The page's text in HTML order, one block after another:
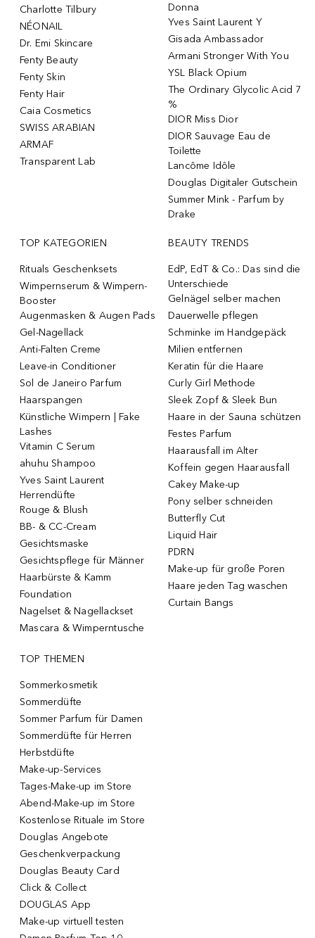
Charlotte Tilbury
NÉONAIL
Dr. Emi Skincare
Fenty Beauty
Fenty Skin
Fenty Hair
Caia Cosmetics
SWISS ARABIAN
ARMAF
Transparent Lab
Donna
Yves Saint Laurent Y
Gisada Ambassador
Armani Stronger With You
YSL Black Opium
The Ordinary Glycolic Acid 7
%
DIOR Miss Dior
DIOR Sauvage Eau de
Toilette
Lancôme Idôle
Douglas Digitaler Gutschein
Summer Mink - Parfum by
Drake
TOP KATEGORIEN
Rituals Geschenksets
Wimpernserum & Wimpern-
Booster
Augenmasken & Augen Pads
Gel-Nagellack
Anti-Falten Creme
Leave-in Conditioner
Sol de Janeiro Parfum
Haarspangen
Künstliche Wimpern | Fake
Lashes
Vitamin C Serum
ahuhu Shampoo
Yves Saint Laurent
Herrendüfte
Rouge & Blush
BB- & CC-Cream
Gesichtsmaske
Gesichtspflege für Männer
Haarbürste & Kamm
Foundation
Nagelset & Nagellackset
Mascara & Wimperntusche
BEAUTY TRENDS
EdP, EdT & Co.: Das sind die
Unterschiede
Gelnägel selber machen
Dauerwelle pflegen
Schminke im Handgepäck
Milien entfernen
Keratin für die Haare
Curly Girl Methode
Sleek Zopf & Sleek Bun
Haare in der Sauna schützen
Festes Parfum
Haarausfall im Alter
Koffein gegen Haarausfall
Cakey Make-up
Pony selber schneiden
Butterfly Cut
Liquid Hair
PDRN
Make-up für große Poren
Haare jeden Tag waschen
Curtain Bangs
TOP THEMEN
Sommerkosmetik
Sommerdüfte
Sommer Parfum für Damen
Sommerdüfte für Herren
Herbstdüfte
Make-up-Services
Tages-Make-up im Store
Abend-Make-up im Store
Kostenlose Rituale im Store
Douglas Angebote
Geschenkverpackung
Douglas Beauty Card
Click & Collect
DOUGLAS App
Make-up virtuell testen